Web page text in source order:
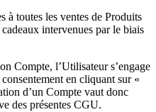
à toutes les ventes de Produits
intervenues par le biais
Compte, l’Utilisateur s’engage
en cliquant sur «
d’un Compte vaut donc
des présentes CGU.